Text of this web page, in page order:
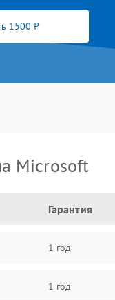
1500 ₽
Microsoft
Гарантия
1 год
1 год